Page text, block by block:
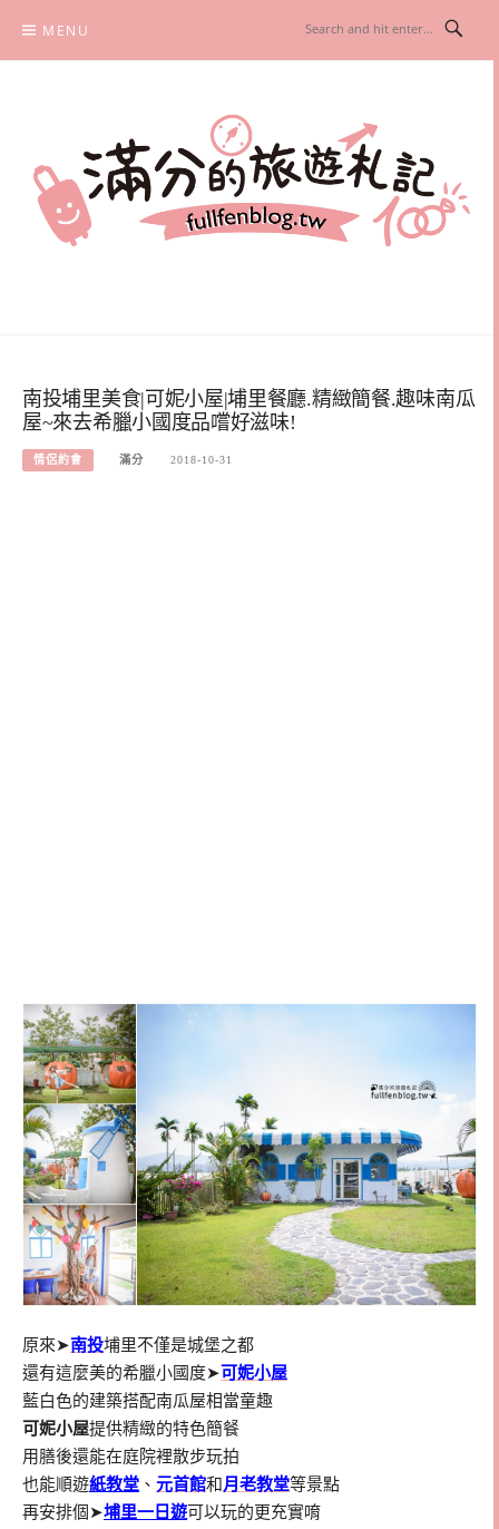
content
MENU
南投埔里美食|可妮小屋|埔里餐廳.精緻簡餐.趣味南瓜
屋~來去希臘小國度品嚐好滋味!
情侶約會 滿分 2018-10-31
原來➤南投埔里不僅是城堡之都
還有這麼美的希臘小國度➤可妮小屋
藍白色的建築搭配南瓜屋相當童趣
可妮小屋提供精緻的特色簡餐
用膳後還能在庭院裡散步玩拍
也能順遊紙教堂 、 元首館和月老教堂等景點
再安排個➤埔里一日遊可以玩的更充實唷